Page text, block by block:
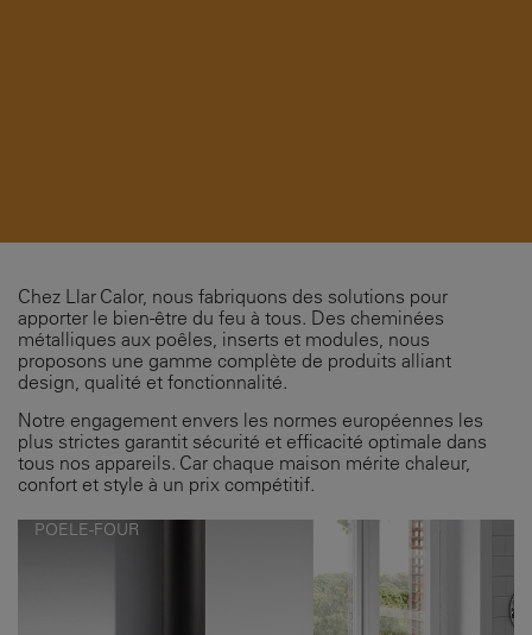
Chez Llar Calor, nous fabriquons des solutions pour
apporter le bien-être du feu à tous. Des cheminées
métalliques aux poêles, inserts et modules, nous
proposons une gamme complète de produits alliant
design, qualité et fonctionnalité.
Notre engagement envers les normes européennes les
plus strictes garantit sécurité et efficacité optimale dans
tous nos appareils. Car chaque maison mérite chaleur,
confort et style à un prix compétitif.
POELE-FOUR